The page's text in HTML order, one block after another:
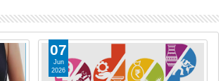
07
Jun
2026